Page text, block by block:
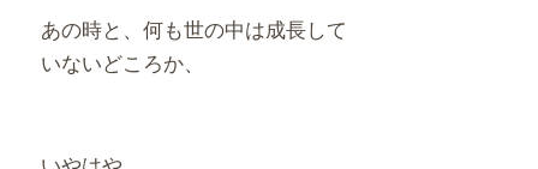
あの時と、何も世の中は成長して
いないどころか、